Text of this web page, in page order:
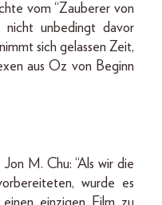
vom “Zauberer von
nicht unbedingt davor
sich gelassen Zeit,
aus Oz von Beginn
M. Chu: “Als wir die
wurde es